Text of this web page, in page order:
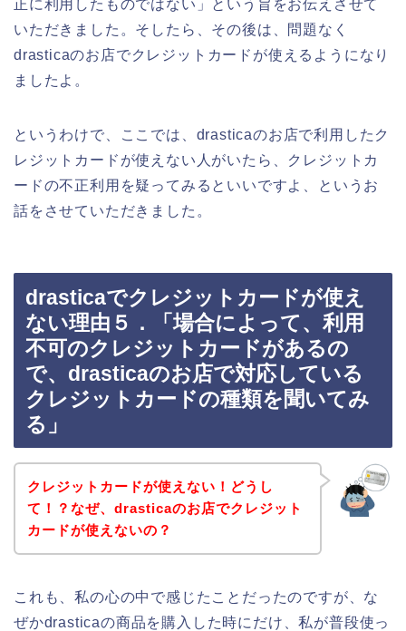
正に利用したものではない」という旨をお伝えさせて
いただきました。そしたら、その後は、問題なく
drasticaのお店でクレジットカードが使えるようになり
ましたよ。
というわけで、ここでは、drasticaのお店で利用したク
レジットカードが使えない人がいたら、クレジットカ
ードの不正利用を疑ってみるといいですよ、というお
話をさせていただきました。
drasticaでクレジットカードが使え
ない理由５．「場合によって、利用
不可のクレジットカードがあるの
で、drasticaのお店で対応している
クレジットカードの種類を聞いてみ
る」
クレジットカードが使えない！どうし
て！？なぜ、drasticaのお店でクレジット
カードが使えないの？
これも、私の心の中で感じたことだったのですが、な
ぜかdrasticaの商品を購入した時にだけ、私が普段使っ